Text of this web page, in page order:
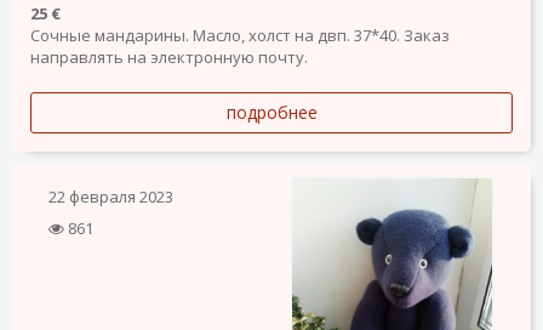
25 €
Сочные мандарины. Масло, холст на двп. 37*40. Заказ
направлять на электронную почту.
подробнее
22 февраля 2023
861